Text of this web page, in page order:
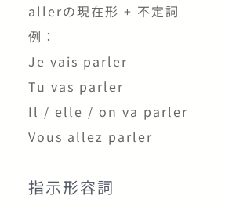
(形) 近代的、現代的
un style
(名) スタイル
un peu
allerの現在形 + 不定詞
例：
Je vais parler
Tu vas parler
Il / elle / on va parler
Vous allez parler
指示形容詞